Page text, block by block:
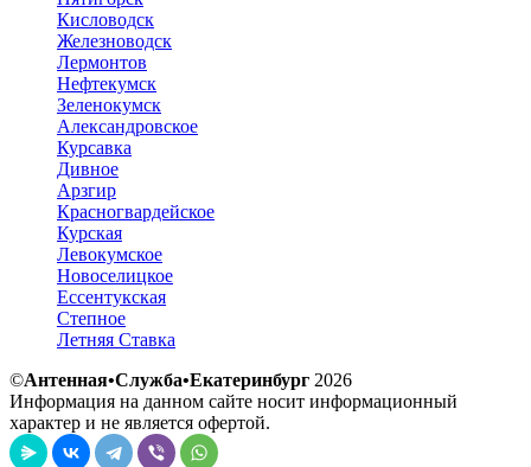
Кисловодск
Железноводск
Лермонтов
Нефтекумск
Зеленокумск
Александровское
Курсавка
Дивное
Арзгир
Красногвардейское
Курская
Левокумское
Новоселицкое
Ессентукская
Степное
Летняя Ставка
©Антенная•Служба•Екатеринбург 2026
Информация на данном сайте носит информационный
характер и не является офертой.